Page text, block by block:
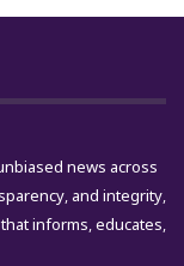
news across
and integrity,
informs, educates,